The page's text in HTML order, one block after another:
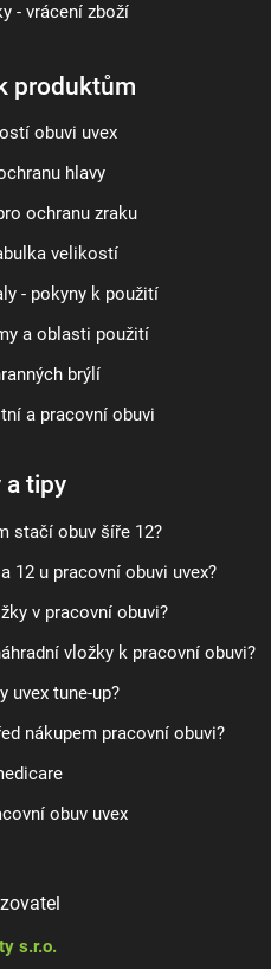
- vrácení zboží
produktům
obuvi uvex
hlavy
ochranu zraku
velikostí
- pokyny k použití
a oblasti použití
brýlí
a pracovní obuvi
a tipy
stačí obuv šíře 12?
12 u pracovní obuvi uvex?
v pracovní obuvi?
vložky k pracovní obuvi?
uvex tune-up?
nákupem pracovní obuvi?
obuv uvex
s.r.o.